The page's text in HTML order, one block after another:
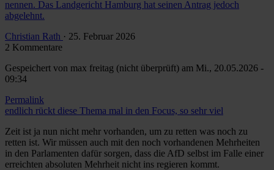
nennen. Das Landgericht Hamburg hat seinen Antrag jedoch
abgelehnt.
Christian Rath · 25. Februar 2026
2 Kommentare
Gespeichert von max freitag (nicht überprüft) am Mi., 20.05.2026 -
09:34
Permalink
endlich rückt diese Thema mal in den Focus, so sehr viel
Zeit ist ja nun nicht mehr vorhanden, um zu retten was noch zu
retten ist. Wir müssen auch mit den noch vorhandenen Mehrheiten
in den Parlamenten dafür sorgen, dass die AfD selbst im Falle einer
erreichten absoluten Mehrheit nicht ins regieren kommt.